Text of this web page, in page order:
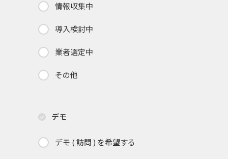
情報収集中
導入検討中
業者選定中
その他
デモ
デモ ( 訪問 ) を希望する